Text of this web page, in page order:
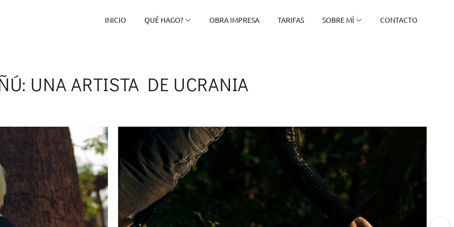
INICIO QUÉ HAGO? OBRA IMPRESA TARIFAS SOBRE MÍ CONTACTO
UNA ARTISTA DE UCRANIA